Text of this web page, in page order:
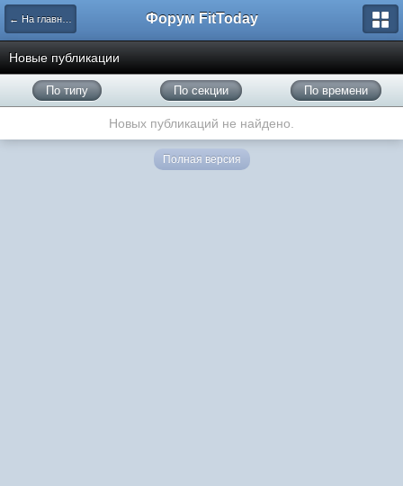
← На главную Форум FitToday
Новые публикации
По типу По секции По времени
Новых публикаций не найдено.
Полная версия